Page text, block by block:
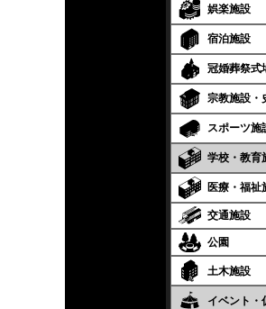
娯楽施設
宿泊施設
冠婚葬祭式
宗教施設・
スポーツ施
学校・教育
医療・福祉
交通施設
公園
土木施設
イベント・